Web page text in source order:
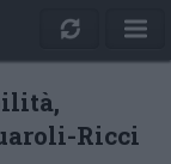
Ricci